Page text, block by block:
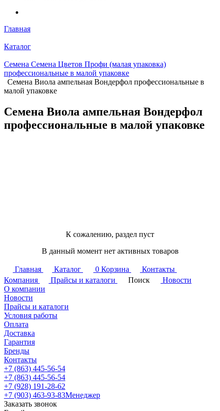
Главная
Каталог
Семена Семена Цветов Профи (малая упаковка)
профессиональные в малой упаковке
Семена Виола ампельная Вондерфол профессиональные в
малой упаковке
Семена Виола ампельная Вондерфол
профессиональные в малой упаковке
К сожалению, раздел пуст
В данный момент нет активных товаров
Главная Каталог 0 Корзина
Контакты
Компания
Прайсы и каталоги Поиск
Новости
О компании
Новости
Прайсы и каталоги
Условия работы
Оплата
Доставка
Гарантия
Бренды
Контакты
+7 (863) 445-56-54
+7 (863) 445-56-54
+7 (928) 191-28-62
+7 (903) 463-93-83Менеджер
Заказать звонок